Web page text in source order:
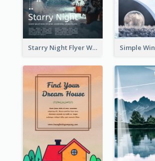
Starry Night Flyer With Street View